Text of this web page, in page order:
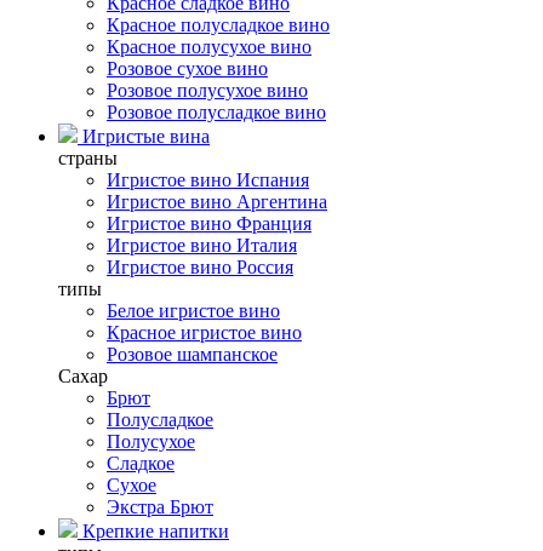
Красное полусладкое вино
Красное полусухое вино
Розовое сухое вино
Розовое полусухое вино
Розовое полусладкое вино
Игристые вина
страны
Игристое вино Испания
Игристое вино Аргентина
Игристое вино Франция
Игристое вино Италия
Игристое вино Россия
типы
Белое игристое вино
Красное игристое вино
Розовое шампанское
Сахар
Брют
Полусладкое
Полусухое
Сладкое
Сухое
Экстра Брют
Крепкие напитки